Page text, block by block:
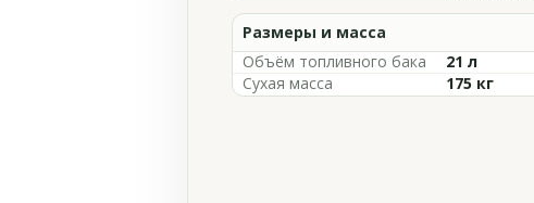
Размеры и масса
Объём топливного бака
21 л
Сухая масса
175 кг